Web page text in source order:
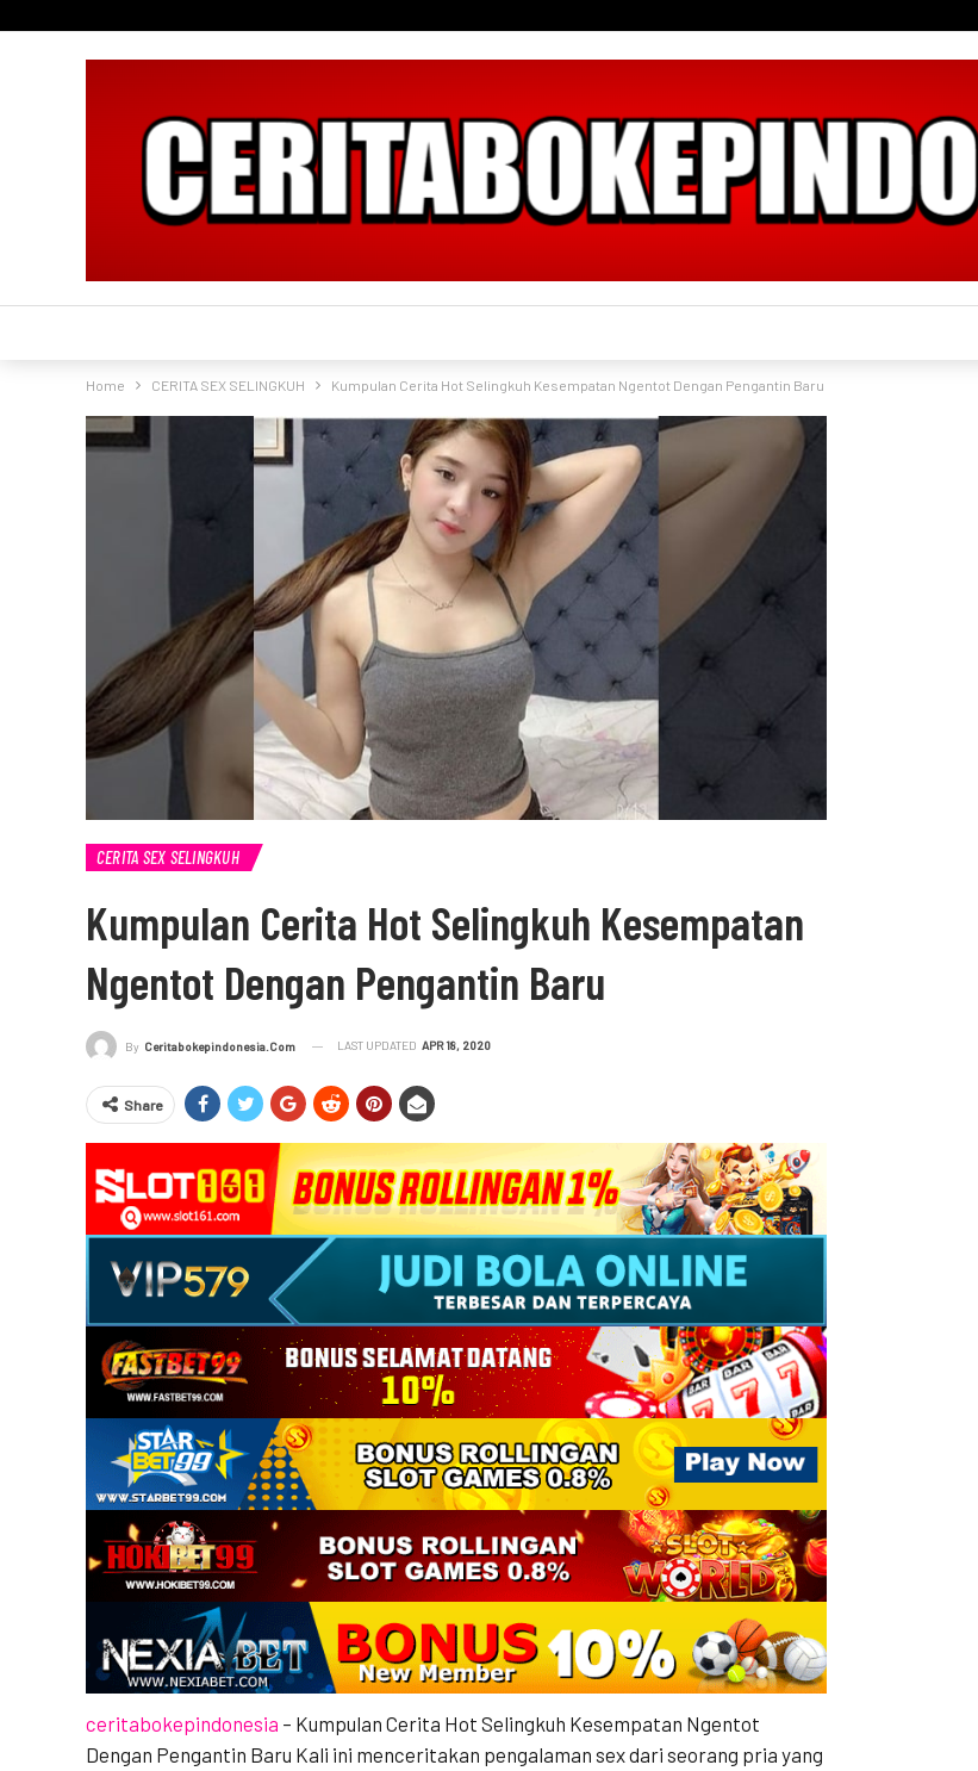
Home CERITA SEX SELINGKUH Kumpulan Cerita Hot Selingkuh Kesempatan Ngentot Dengan Pengantin Baru
CERITA SEX SELINGKUH
Kumpulan Cerita Hot Selingkuh Kesempatan
Ngentot Dengan Pengantin Baru
By Ceritabokepindonesia.com LAST UPDATED APR 18, 2020
Share
ceritabokepindonesia – Kumpulan Cerita Hot Selingkuh Kesempatan Ngentot
Dengan Pengantin Baru Kali ini menceritakan pengalaman sex dari seorang pria yang